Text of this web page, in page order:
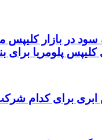
در بازار کلیپس
کلیپس پلومریا برای
ابری برای کدام